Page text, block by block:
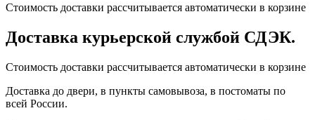
Стоимость доставки рассчитывается автоматически в корзине
Доставка курьерской службой СДЭК.
Стоимость доставки рассчитывается автоматически в корзине
Доставка до двери, в пункты самовывоза, в постоматы по
всей России.